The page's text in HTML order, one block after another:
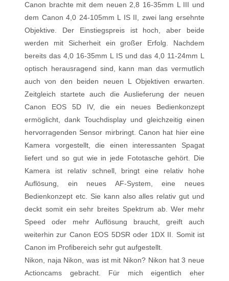
Canon brachte mit dem neuen 2,8 16-35mm L III und
dem Canon 4,0 24-105mm L IS II, zwei lang ersehnte
Objektive. Der Einstiegspreis ist hoch, aber beide
werden mit Sicherheit ein großer Erfolg. Nachdem
bereits das 4,0 16-35mm L IS und das 4,0 11-24mm L
optisch herausragend sind, kann man das vermutlich
auch von den beiden neuen L Objektiven erwarten.
Zeitgleich startete auch die Auslieferung der neuen
Canon EOS 5D IV, die ein neues Bedienkonzept
ermöglicht, dank Touchdisplay und gleichzeitig einen
hervorragenden Sensor mirbringt. Canon hat hier eine
Kamera vorgestellt, die einen interessanten Spagat
liefert und so gut wie in jede Fototasche gehört. Die
Kamera ist relativ schnell, bringt eine relativ hohe
Auflösung, ein neues AF-System, eine neues
Bedienkonzept etc. Sie kann also alles relativ gut und
deckt somit ein sehr breites Spektrum ab. Wer mehr
Speed oder mehr Auflösung braucht, greift auch
weiterhin zur Canon EOS 5DSR oder 1DX II. Somit ist
Canon im Profibereich sehr gut aufgestellt.
Nikon, naja Nikon, was ist mit Nikon? Nikon hat 3 neue
Actioncams gebracht. Für mich eigentlich eher